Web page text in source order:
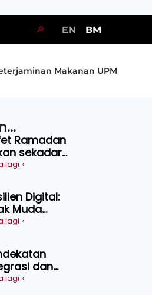
🔎 EN BM
Makanan UPM
Ramadan
sekadar
perlu bijak
lagi »
Digital:
Muda
Bertahan
Diri
lagi »
dan
Baharu
lagi »